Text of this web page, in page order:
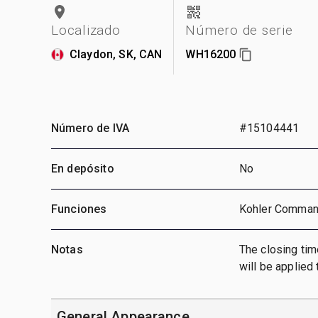
Localizado
Claydon, SK, CAN
Número de serie
WH16200
Número de IVA #15104441
En depósito No
Funciones Kohler
Notas
The closing
will be applied